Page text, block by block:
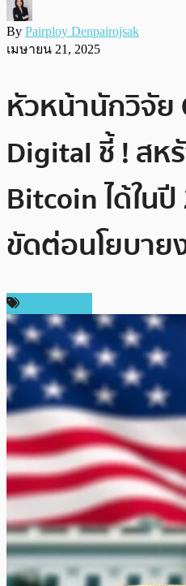
By Pairploy Denpairojsak
เมษายน 21, 2025
หัวหน้านักวิจัย
Digital ชี้ ! สห
Bitcoin ได้ใน
ขัดต่อนโยบาย